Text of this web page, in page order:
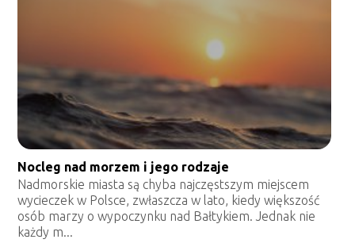
Nocleg nad morzem i jego rodzaje
Nadmorskie miasta są chyba najczęstszym miejscem
wycieczek w Polsce, zwłaszcza w lato, kiedy większość
osób marzy o wypoczynku nad Bałtykiem. Jednak nie
każdy m...